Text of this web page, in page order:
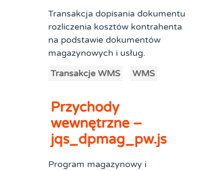
Transakcja dopisania dokumentu
rozliczenia kosztów kontrahenta
na podstawie dokumentów
magazynowych i usług.
Transakcje WMS
WMS
Przychody
wewnętrzne –
jqs_dpmag_pw.js
Program magazynowy i